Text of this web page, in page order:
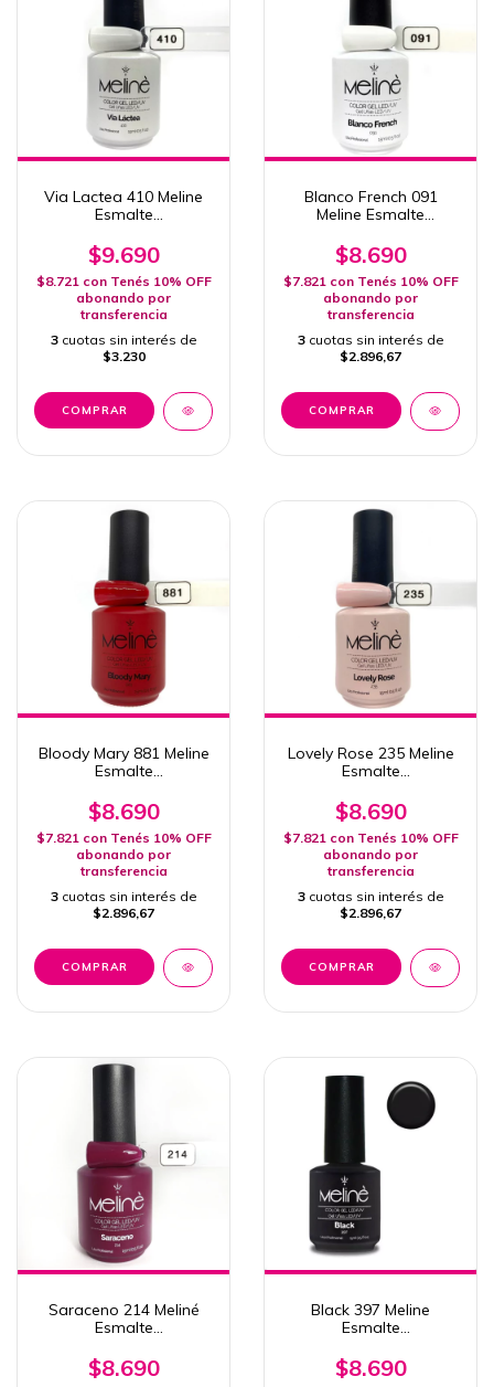
Via Lactea 410 Meline
Esmalte
Uv/Led
$9.690
$8.721 con Tenés 10% OFF
abonando por
transferencia
3 cuotas sin interés de
$3.230
Blanco French 091
Meline Esmalte
Uv/Led
$8.690
$7.821 con Tenés 10% OFF
abonando por
transferencia
3 cuotas sin interés de
$2.896,67
Bloody Mary 881 Meline
Esmalte
Uv/Led
$8.690
$7.821 con Tenés 10% OFF
abonando por
transferencia
3 cuotas sin interés de
$2.896,67
Lovely Rose 235 Meline
Esmalte
Uv/Led 15ml
$8.690
$7.821 con Tenés 10% OFF
abonando por
transferencia
3 cuotas sin interés de
$2.896,67
Saraceno 214 Meliné
Esmalte
Uv/Led 15ml
$8.690
Black 397 Meline
Esmalte
Uv/Led
$8.690